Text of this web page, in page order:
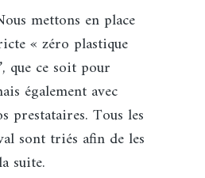
mettons en place
« zéro plastique
que ce soit pour
également avec
prestataires. Tous les
sont triés afin de les
suite.